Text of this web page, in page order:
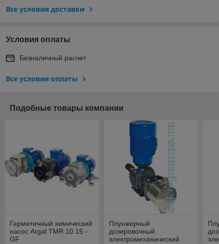
Все условия доставки
Условия оплаты
Безналичный расчет
Все условия оплаты
Подобные товары компании
Герметичный химический
насос Argal TMR 10.15 -
GF
Плунжерный
дозировочный
электромеханический